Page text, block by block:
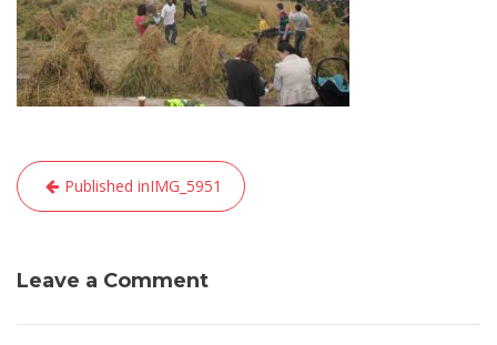
Post
navigation
Published inIMG_5951
Leave a Comment